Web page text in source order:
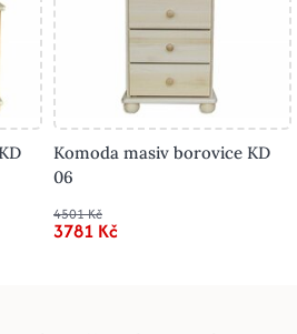
Komoda masiv borovice KD
06
4501 Kč
3781 Kč